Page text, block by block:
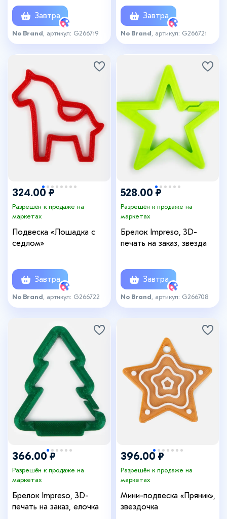
Завтра
No Brand , артикул: G266719
Завтра
No Brand , артикул: G266721
324.00 ₽
Разрешён к продаже на
маркетах
Подвеска «Лошадка с
седлом»
Завтра
No Brand , артикул: G266722
528.00 ₽
Разрешён к продаже на
маркетах
Брелок Impreso, 3D-
печать на заказ, звезда
Завтра
No Brand , артикул: G266708
366.00 ₽
Разрешён к продаже на
маркетах
Брелок Impreso, 3D-
печать на заказ, елочка
396.00 ₽
Разрешён к продаже на
маркетах
Мини-подвеска «Пряник»,
звездочка